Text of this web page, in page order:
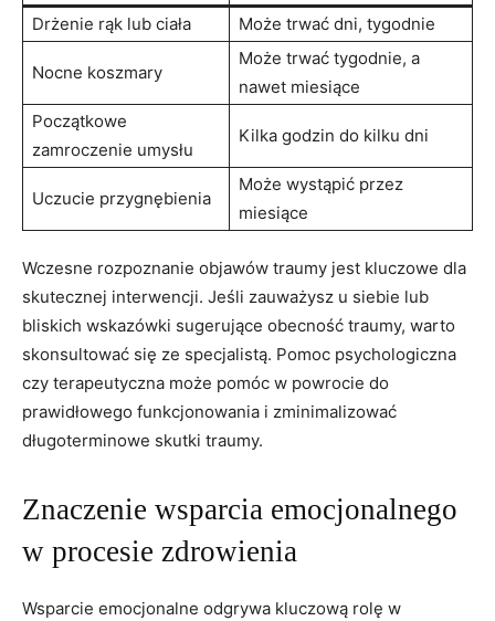
Drżenie rąk⁤ lub ciała
Może trwać⁤ dni, tygodnie
Nocne⁣ koszmary
Może trwać tygodnie, ‌a ​
nawet miesiące
Początkowe
zamroczenie umysłu
Kilka ⁢godzin do kilku dni
Uczucie przygnębienia
Może‍ wystąpić przez⁣
miesiące
Wczesne rozpoznanie ‍objawów traumy jest kluczowe dla
⁢skutecznej interwencji. Jeśli zauważysz ​u siebie lub
bliskich wskazówki sugerujące obecność‍ traumy, warto
skonsultować się ze specjalistą. Pomoc psychologiczna
czy terapeutyczna może pomóc w ⁢powrocie do
prawidłowego funkcjonowania i zminimalizować
długoterminowe skutki traumy.
Znaczenie wsparcia emocjonalnego
w procesie zdrowienia
Wsparcie emocjonalne odgrywa kluczową rolę w